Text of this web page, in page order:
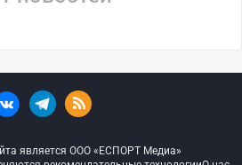
является ООО «ЕСПОРТ Медиа»